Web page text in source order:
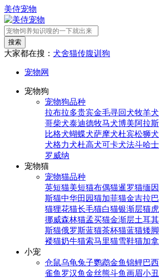
美侍宠物
搜索
大家都在搜： 犬舍猫传腹训狗
宠物网
宠物狗
宠物狗品种
拉布拉多贵宾金毛寻回犬牧羊犬
哥柴犬泰迪德牧马犬博美阿拉
比格犬蝴蝶犬萨摩犬杜宾松狮犬
犬格力犬杜高犬可卡犬法斗哈
罗威纳
宠物猫
宠物猫品种
英短猫美短猫布偶猫暹罗猫缅
斯猫中华田园猫加菲猫金吉拉
猫狸花猫长毛猫白猫银渐层猫
挪威森林猫孟买猫金渐层土耳
斯猫俄罗斯蓝猫茶杯猫蓝猫矮
褛猫奶牛猫索马里猫雪鞋猫加
小宠
仓鼠乌龟兔子鹦鹉金鱼锦鲤巴
雀鱼 罗汉鱼金丝熊斗鱼画眉小